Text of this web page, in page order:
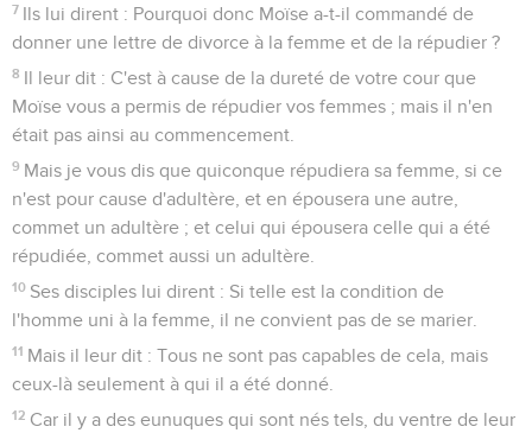
7 Ils lui dirent : Pourquoi donc Moïse a-t-il commandé de
donner une lettre de divorce à la femme et de la répudier ?
8 Il leur dit : C'est à cause de la dureté de votre cour que
Moïse vous a permis de répudier vos femmes ; mais il n'en
était pas ainsi au commencement.
9 Mais je vous dis que quiconque répudiera sa femme, si ce
n'est pour cause d'adultère, et en épousera une autre,
commet un adultère ; et celui qui épousera celle qui a été
répudiée, commet aussi un adultère.
10 Ses disciples lui dirent : Si telle est la condition de
l'homme uni à la femme, il ne convient pas de se marier.
11 Mais il leur dit : Tous ne sont pas capables de cela, mais
ceux-là seulement à qui il a été donné.
12 Car il y a des eunuques qui sont nés tels, du ventre de leur